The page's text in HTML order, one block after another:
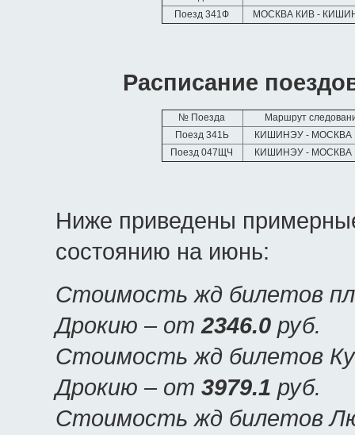
Поезд 341Ф
МОСКВА КИВ -
Расписание
№ Поезда
Маршрут
Поезд 341Ь
КИШИНЭУ - МОСКВА
Поезд 047ЩЧ
КИШИНЭУ - МОСКВА
Ниже приведены
состоянию на июнь:
Стоимость жд билетов
Дрокию – от2346.0 руб.
Стоимость жд билетов
Дрокию – от 3979.1 руб.
Стоимость жд билетов